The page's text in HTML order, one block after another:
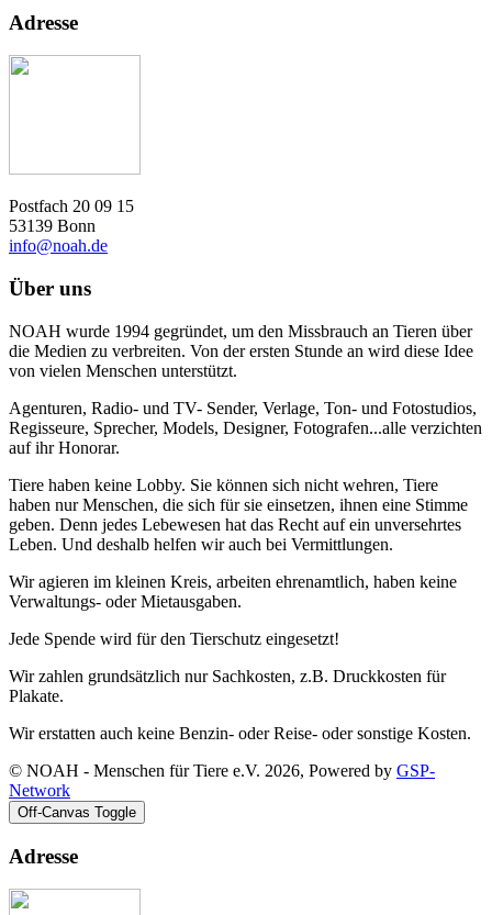
Adresse
Postfach 20 09 15
53139 Bonn
info@noah.de
Über uns
NOAH wurde 1994 gegründet, um den Missbrauch an Tieren über
die Medien zu verbreiten. Von der ersten Stunde an wird diese Idee
von vielen Menschen unterstützt.
Agenturen, Radio- und TV- Sender, Verlage, Ton- und Fotostudios,
Regisseure, Sprecher, Models, Designer, Fotografen...alle verzichten
auf ihr Honorar.
Tiere haben keine Lobby. Sie können sich nicht wehren, Tiere
haben nur Menschen, die sich für sie einsetzen, ihnen eine Stimme
geben. Denn jedes Lebewesen hat das Recht auf ein unversehrtes
Leben. Und deshalb helfen wir auch bei Vermittlungen.
Wir agieren im kleinen Kreis, arbeiten ehrenamtlich, haben keine
Verwaltungs- oder Mietausgaben.
Jede Spende wird für den Tierschutz eingesetzt!
Wir zahlen grundsätzlich nur Sachkosten, z.B. Druckkosten für
Plakate.
Wir erstatten auch keine Benzin- oder Reise- oder sonstige Kosten.
© NOAH - Menschen für Tiere e.V. 2026, Powered by GSP-
Network
Off-Canvas Toggle
Adresse